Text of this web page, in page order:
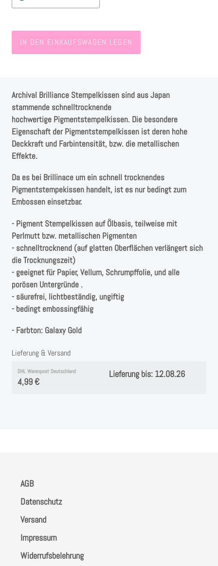
Herbst
SALE
Instagram
Kranzliebe
IN DEN EINKAUFSWAGEN LEGEN
Archival Brilliance Stempelkissen sind aus Japan
stammende schnelltrocknende
hochwertige Pigmentstempelkissen. Die besondere
Eigenschaft der Pigmentstempelkissen ist deren hohe
Deckkraft und Farbintensität, bzw. die metallischen
Effekte.
Da es bei Brillinace um ein schnell trocknendes
Pigmentstempekissen handelt, ist es nur bedingt zum
Embossen einsetzbar.
- Pigment Stempelkissen auf Ölbasis, teilweise mit
Perlmutt bzw. metallischen Pigmenten
- schnelltrocknend (auf glatten Oberflächen verlängert sich
die Trocknungszeit)
- geeignet für Papier, Vellum, Schrumpffolie, und alle
porösen Untergründe .
- säurefrei, lichtbeständig, ungiftig
- bedingt embossingfähig
- Farbton: Galaxy Gold
Lieferung & Versand
DHL Warenpost Deutschland
4,99 €
Lieferung bis: 12.08.26
AGB
Datenschutz
Versand
Impressum
Widerrufsbelehrung